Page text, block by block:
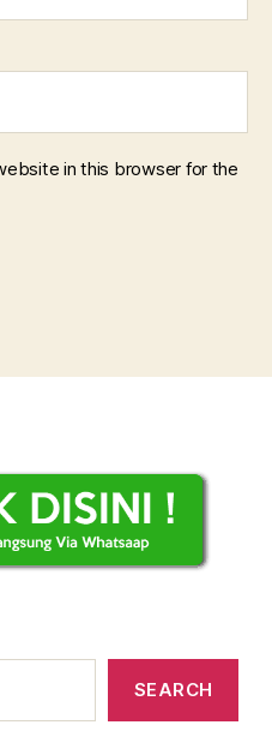
in this browser for the
SEARCH